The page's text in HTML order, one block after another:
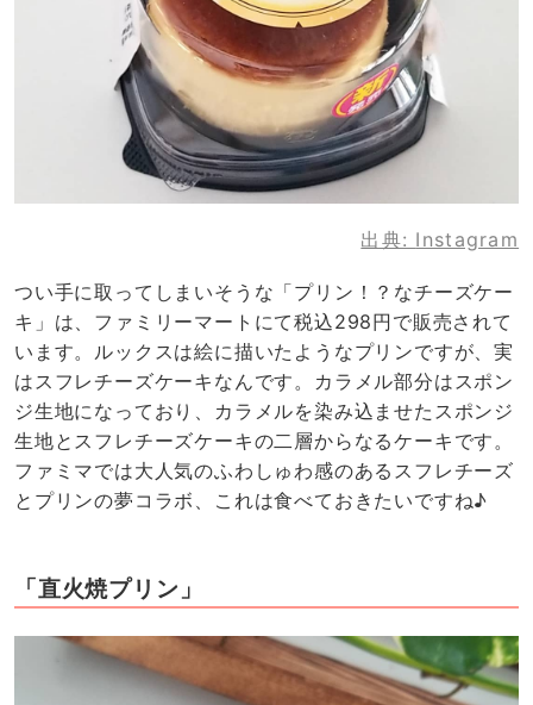
出典: Instagram
つい手に取ってしまいそうな「プリン！？なチーズケー
キ」は、ファミリーマートにて税込298円で販売されて
います。ルックスは絵に描いたようなプリンですが、実
はスフレチーズケーキなんです。カラメル部分はスポン
ジ生地になっており、カラメルを染み込ませたスポンジ
生地とスフレチーズケーキの二層からなるケーキです。
ファミマでは大人気のふわしゅわ感のあるスフレチーズ
とプリンの夢コラボ、これは食べておきたいですね♪
「直火焼プリン」